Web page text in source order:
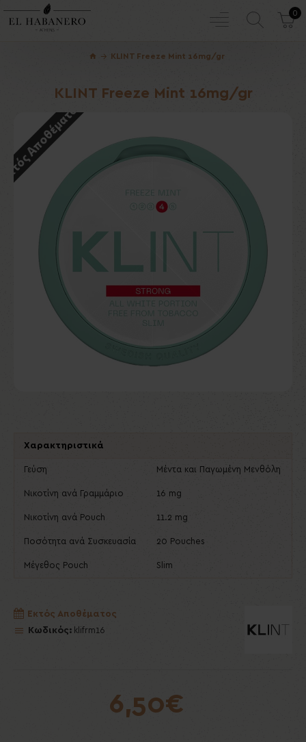
0
KLINT Freeze Mint 16mg/gr
KLINT Freeze Mint 16mg/gr
Αποθέματος
Χαρακτηριστικά
Γεύση Μέντα και Παγωμένη Μενθόλη
Νικοτίνη ανά Γραμμάριο 16 mg
Νικοτίνη ανά Pouch 11.2 mg
Ποσότητα ανά Συσκευασία 20 Pouches
Μέγεθος Pouch Slim
6,50€
Εκτός Αποθέματος
Κωδικός: klifrm16